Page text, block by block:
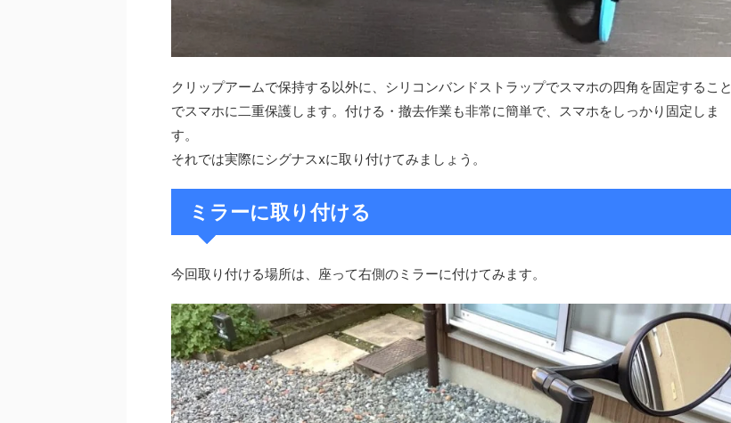
クリップアームで保持する以外に、シリコンバンドストラップでスマホの四角を固定すること
でスマホに二重保護します。付ける・撤去作業も非常に簡単で、スマホをしっかり固定しま
す。
それでは実際にシグナスxに取り付けてみましょう。
ミラーに取り付ける
今回取り付ける場所は、座って右側のミラーに付けてみます。